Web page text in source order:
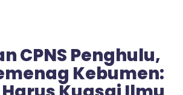
CPNS Penghulu,
Kebumen: